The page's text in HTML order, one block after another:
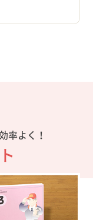
率よく！